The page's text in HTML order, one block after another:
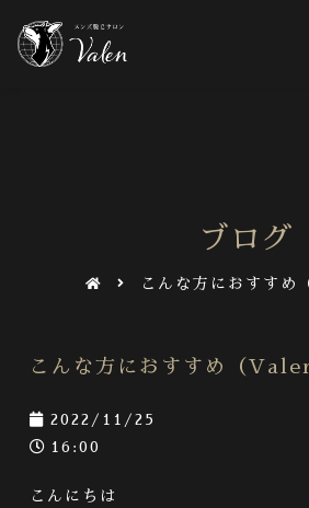
ブログ
こんな方におすすめ
こんな方におすすめ（
2022/11/25
16:00
こんにちは